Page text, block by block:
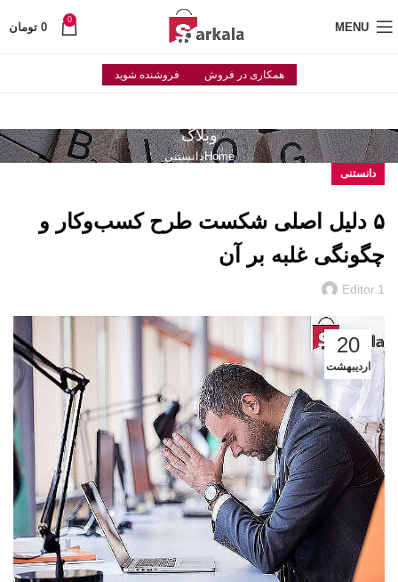
MENU
0
0 تومان
همکاری در فروش فروشنده شوید
وبلاگ
Homeدانستنی
دانستنی
۵ دلیل اصلی شکست طرح کسب‌وکار و
چگونگی غلبه بر آن
Editor.1
20
اردیبهشت